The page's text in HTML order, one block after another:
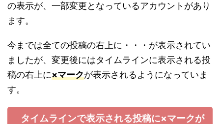
の表示が、一部変更となっているアカウントがあり
ます。
今までは全ての投稿の右上に・・・が表示されてい
ましたが、変更後にはタイムラインに表示される投
稿の右上に×マークが表示されるようになっていま
す。
タイムラインで表示される投稿に×マークが